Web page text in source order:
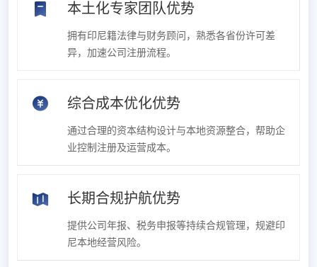
本土化专家团队优势
拥有印尼籍法律与财务顾问，熟悉各省份许可差
异，加速公司注册流程。
综合成本优化优势
通过合理的资本结构设计与本地资源整合，帮助企
业控制注册及运营成本。
长期合规护航优势
提供公司年报、税务申报等持续合规管理，规避印
尼本地经营风险。